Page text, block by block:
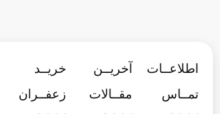
اطلاعــات
تمــاس
آخریــن
مقــالات
خریــد
زعفــران